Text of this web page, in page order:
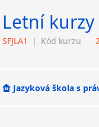
Letní kurzy
SFJLA1 | Kód kurzu
Jazyková škola s